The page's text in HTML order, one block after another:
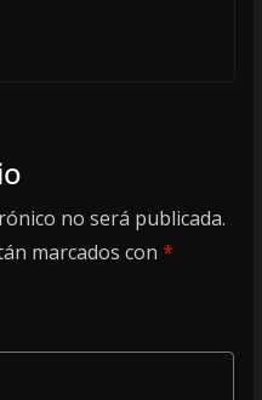
no será publicada.
marcados con *